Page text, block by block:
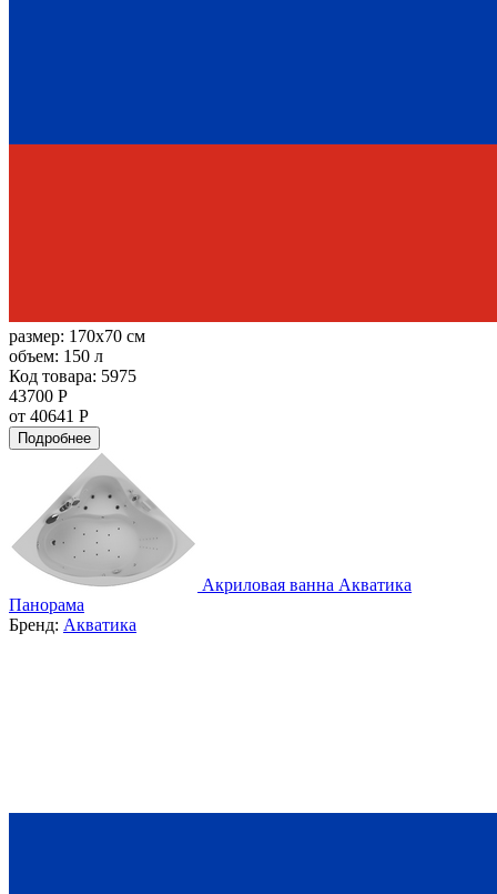
размер: 170x70 см
объем: 150 л
Код товара: 5975
43700 Р
от 40641 Р
Подробнее
Акриловая ванна Акватика
Панорама
Бренд: Акватика